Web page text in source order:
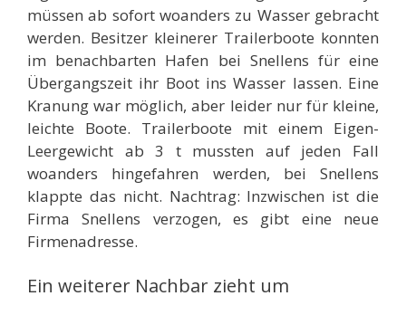
müssen ab sofort woanders zu Wasser gebracht
werden. Besitzer kleinerer Trailerboote konnten
im benachbarten Hafen bei Snellens für eine
Übergangszeit ihr Boot ins Wasser lassen. Eine
Kranung war möglich, aber leider nur für kleine,
leichte Boote. Trailerboote mit einem Eigen-
Leergewicht ab 3 t mussten auf jeden Fall
woanders hingefahren werden, bei Snellens
klappte das nicht. Nachtrag: Inzwischen ist die
Firma Snellens verzogen, es gibt eine neue
Firmenadresse.
Ein weiterer Nachbar zieht um